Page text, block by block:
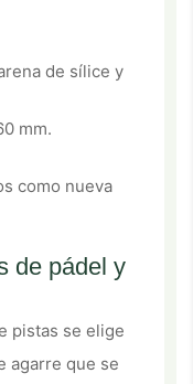
de sílice y
mm.
como nueva
de pádel y
pistas se elige
agarre que se